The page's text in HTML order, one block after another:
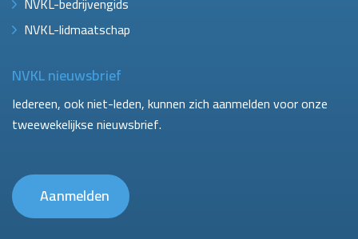
NVKL-lidmaatschap
NVKL nieuwsbrief
Iedereen, ook niet-leden, kunnen zich aanmelden voor onze
tweewekelijkse nieuwsbrief.
Aanmelden